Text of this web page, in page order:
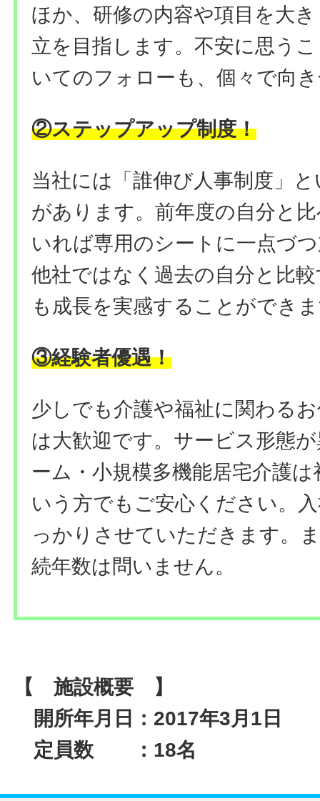
ほか、研修の内容や項目を大
立を目指します。不安に思う
いてのフォローも、個々で向
②ステップアップ制度！
当社には「誰伸び⼈事制度」
があります。前年度の自分と
いれば専用のシートに一点づ
他社ではなく過去の自分と比
も成長を実感することができ
③経験者優遇！
少しでも介護や福祉に関わる
は大歓迎です。サービス形態
ーム・小規模多機能居宅介護
いう方でもご安心ください。
っかりさせていただきます。
続年数は問いません。
【 施設概要 】
開所年月日：2017年3月1日
定員数 ：18名